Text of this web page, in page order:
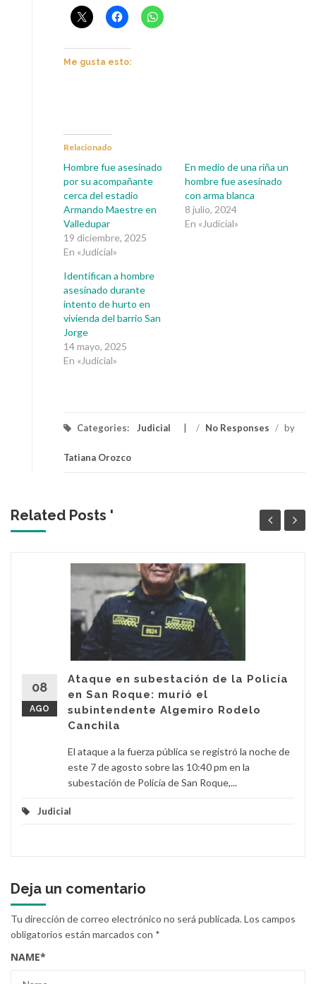
Me gusta esto:
Relacionado
Hombre fue asesinado
por su acompañante
cerca del estadio
Armando Maestre en
Valledupar
19 diciembre, 2025
En «Judicial»
En medio de una riña un
hombre fue asesinado
con arma blanca
8 julio, 2024
En «Judicial»
Identifican a hombre
asesinado durante
intento de hurto en
vivienda del barrio San
Jorge
14 mayo, 2025
En «Judicial»
Categories: Judicial / No Responses / by
Tatiana Orozco
Related Posts '
08
AGO
Ataque en subestación de la Policía
en San Roque: murió el
subintendente Algemiro Rodelo
Canchila
El ataque a la fuerza pública se registró la noche de
este 7 de agosto sobre las 10:40 pm en la
subestación de Policía de San Roque,...
Judicial
Deja un comentario
Tu dirección de correo electrónico no será publicada.Los campos
obligatorios están marcados con *
NAME*